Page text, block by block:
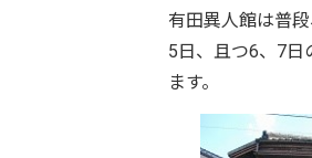
有田異人館は普
5日、且つ6、7日
ます。